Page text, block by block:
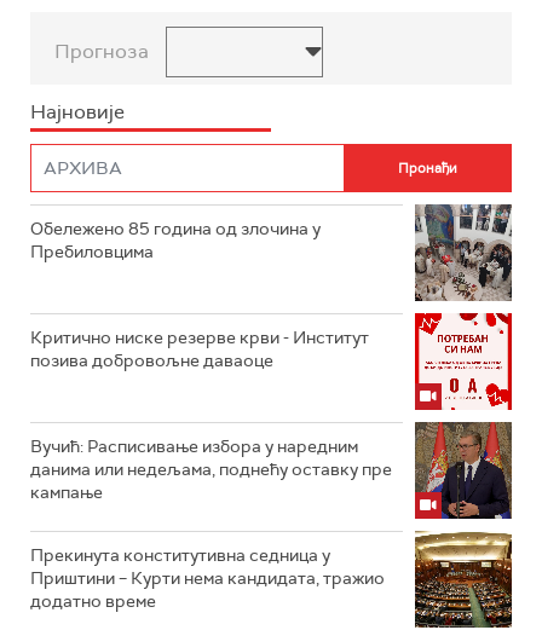
Прогноза
Најновије
Обележено 85 година од злочина у
Пребиловцима
Критично ниске резерве крви - Институт
позива добровољне даваоце
Вучић: Расписивање избора у наредним
данима или недељама, поднећу оставку пре
кампање
Прекинута конститутивна седница у
Приштини – Курти нема кандидата, тражио
додатно време